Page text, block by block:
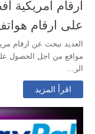
على ارقام
الر...
اقرأ المزيد